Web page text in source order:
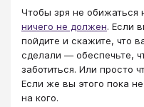
Чтобы зря не обижаться
ничего не должен. Если
пойдите и скажите, что
сделали — обеспечьте,
заботиться. Или просто
Если же вы этого пока
на кого.